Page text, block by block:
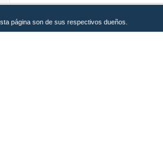
página son de sus respectivos dueños.